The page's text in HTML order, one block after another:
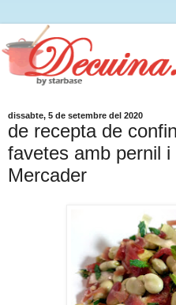
dissabte, 5 de setembre del 2020
de recepta de
favetes amb pernil
Mercader